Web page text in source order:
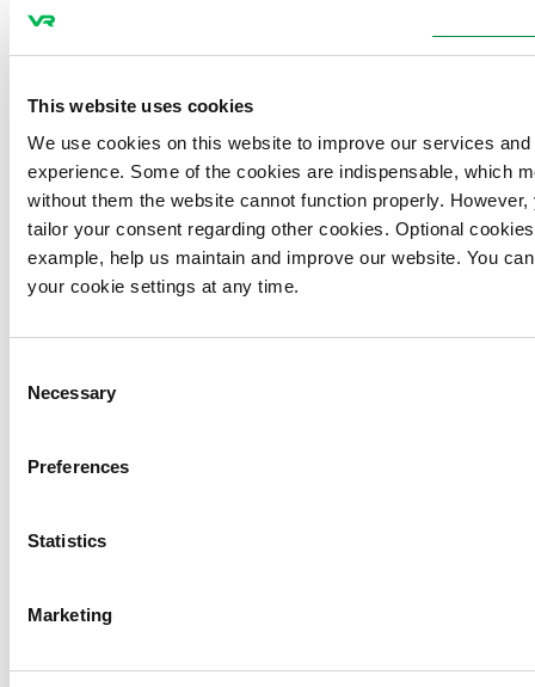
This website uses cookies
We use cookies on this website to improve our services and
experience. Some of the cookies are indispensable, which
without them the website cannot function properly. However,
tailor your consent regarding other cookies. Optional
example, help us maintain and improve our website. You
your cookie settings at any time.
Selection
Necessary
Preferences
Statistics
Marketing
Oyj:n ylimääräinen yhtiökokous – Suomen
Ostoliikennekalusto Oy:n koko osakekanta
-Valtioneuvoston tiedote 9.10.2025:Valtio-
omisteinen ostoliikenteen kalustoyhtiö
aloittaa toimintansa 2026 - Valtioneuvosto
-VR:n uutinen 17.6.2025 kalustoyhtiöön
liittyen: https://www.vrgroup.fi/fi/vrgroup/uutiset/